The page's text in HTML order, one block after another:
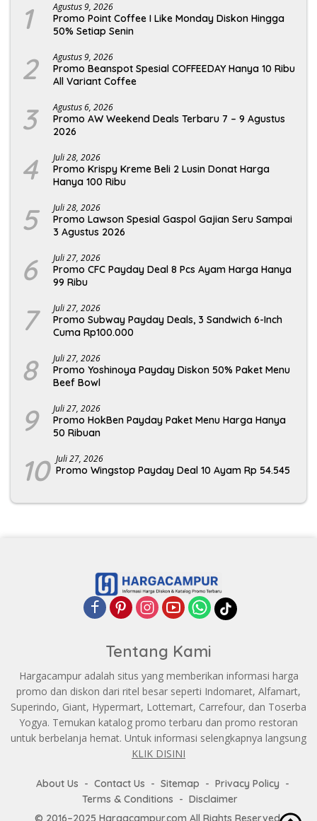
1 Agustus 9, 2026
Promo Point Coffee I Like Monday Diskon Hingga
50% Setiap Senin
2 Agustus 9, 2026
Promo Beanspot Spesial COFFEEDAY Hanya 10 Ribu
All Variant Coffee
3 Agustus 6, 2026
Promo AW Weekend Deals Terbaru 7 – 9 Agustus
2026
4 Juli 28, 2026
Promo Krispy Kreme Beli 2 Lusin Donat Harga
Hanya 100 Ribu
5 Juli 28, 2026
Promo Lawson Spesial Gaspol Gajian Seru Sampai
3 Agustus 2026
6 Juli 27, 2026
Promo CFC Payday Deal 8 Pcs Ayam Harga Hanya
99 Ribu
7 Juli 27, 2026
Promo Subway Payday Deals, 3 Sandwich 6-Inch
Cuma Rp100.000
8 Juli 27, 2026
Promo Yoshinoya Payday Diskon 50% Paket Menu
Beef Bowl
9 Juli 27, 2026
Promo HokBen Payday Paket Menu Harga Hanya
50 Ribuan
10 Juli 27, 2026
Promo Wingstop Payday Deal 10 Ayam Rp 54.545
Tentang Kami
Hargacampur adalah situs yang memberikan informasi harga
promo dan diskon dari ritel besar seperti Indomaret, Alfamart,
Superindo, Giant, Hypermart, Lottemart, Carrefour, dan Toserba
Yogya. Temukan katalog promo terbaru dan promo restoran
untuk berbelanja hemat. Untuk informasi selengkapnya langsung
KLIK DISINI
About Us Contact Us Sitemap
Privacy Policy
Terms & Conditions
Disclaimer
© 2016–2025 Hargacampur.com All Rights Reserved.